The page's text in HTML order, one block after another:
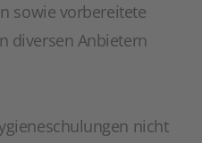
sowie vorbereitete
diversen Anbietern
nicht